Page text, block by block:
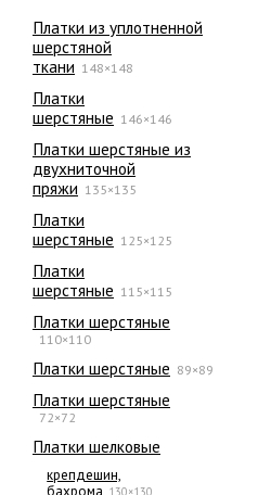
Платки из уплотненной
шерстяной
ткани 148×148
Платки
шерстяные 146×146
Платки шерстяные из
двухниточной
пряжи 135×135
Платки
шерстяные 125×125
Платки
шерстяные 115×115
Платки шерстяные
110×110
Платки шерстяные 89×89
Платки шерстяные
72×72
Платки шелковые
крепдешин,